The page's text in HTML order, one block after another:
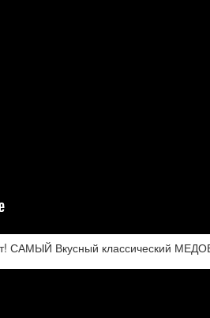
САМЫЙ Вкусный классический